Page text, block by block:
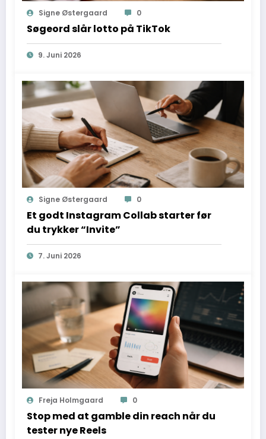
Signe Østergaard 0
Søgeord slår lotto på TikTok
9. Juni 2026
Signe Østergaard 0
Et godt Instagram Collab starter før
du trykker “Invite”
7. Juni 2026
Freja Holmgaard 0
Stop med at gamble din reach når du
tester nye Reels